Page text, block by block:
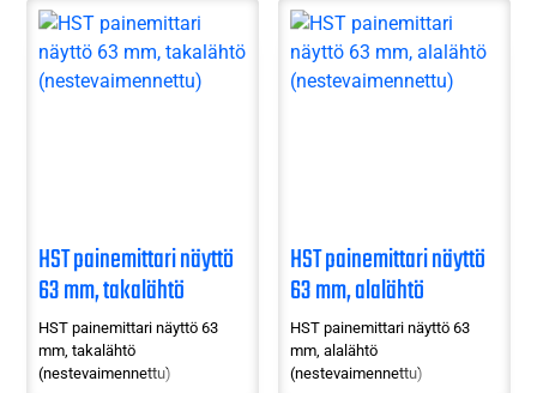
HST painemittari näyttö
63 mm, takalähtö
(nestevaimennettu)
HST painemittari näyttö 63
mm, takalähtö
(nestevaimennettu)
HST painemittari näyttö
63 mm, alalähtö
(nestevaimennettu)
HST painemittari näyttö 63
mm, alalähtö
(nestevaimennettu)